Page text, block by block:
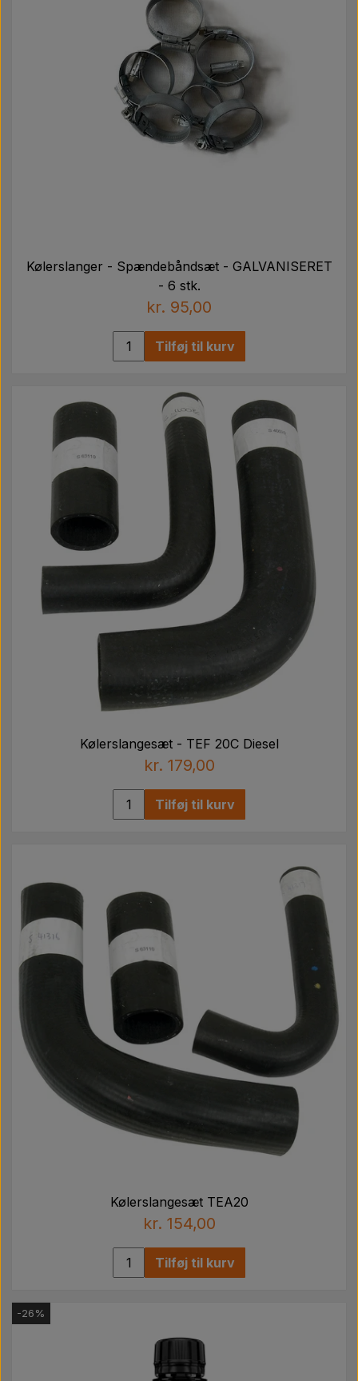
Kølerslanger - Spændebåndsæt - GALVANISERET
- 6 stk.
kr. 95,00
Tilføj til kurv
Kølerslangesæt - TEF 20C Diesel
kr. 179,00
Tilføj til kurv
Kølerslangesæt TEA20
kr. 154,00
Tilføj til kurv
-26%